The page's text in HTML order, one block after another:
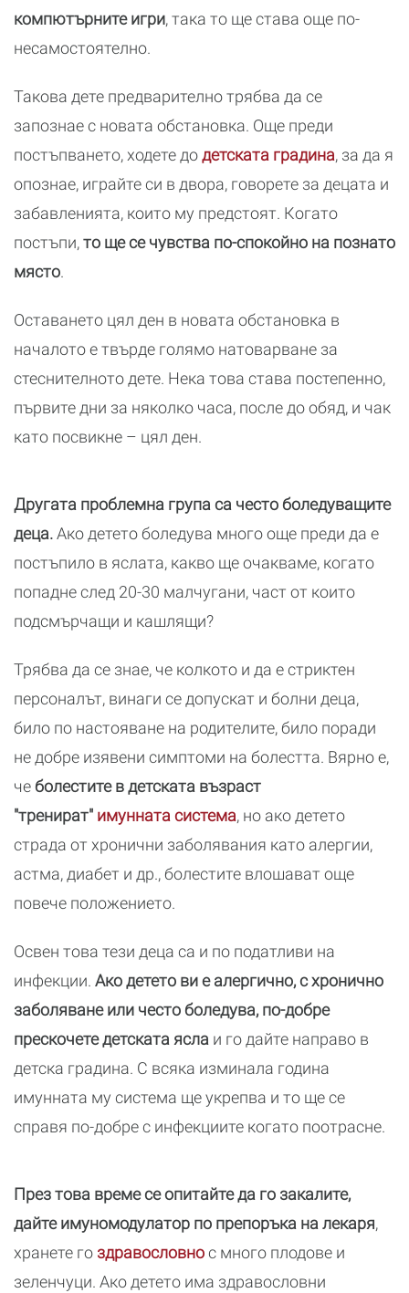
компютърните игри, така то ще става още по-
несамостоятелно.
Такова дете предварително трябва да се
запознае с новата обстановка. Още преди
постъпването, ходете додетската градина, за да я
опознае, играйте си в двора, говорете за децата и
забавленията, които му предстоят. Когато
постъпи,то ще се чувства по-спокойно на познато
място.
Оставането цял ден в новата обстановка в
началото е твърде голямо натоварване за
стеснителното дете. Нека това става постепенно,
първите дни за няколко часа, после до обяд, и чак
като посвикне – цял ден.
Другата проблемна група са често боледуващите
деца.Ако детето боледува много още преди да е
постъпило в яслата, какво ще очакваме, когато
попадне след 20-30 малчугани, част от които
подсмърчащи и кашлящи?
Трябва да се знае, че колкото и да е стриктен
персоналът, винаги се допускат и болни деца,
било по настояване на родителите, било поради
не добре изявени симптоми на болестта. Вярно е,
чеболестите в детската възраст
"тренират" имунната система, но ако детето
страда от хронични заболявания като алергии,
астма, диабет и др., болестите влошават още
повече положението.
Освен това тези деца са и по податливи на
инфекции. Ако детето ви е алергично, с хронично
заболяване или често боледува, по-добре
прескочете детската ясла и го дайте направо в
детска градина. С всяка изминала година
имунната му система ще укрепва и то ще се
справя по-добре с инфекциите когато поотрасне.
През това време се опитайте да го закалите,
дайте имуномодулатор по препоръка на лекаря,
хранете го здравословнос много плодове и
зеленчуци. Ако детето има здравословни